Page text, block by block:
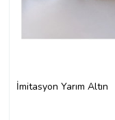
İmitasyon Yarım Altın